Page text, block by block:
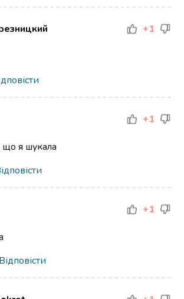
+1
+1
що я шукала
+1
Відповісти